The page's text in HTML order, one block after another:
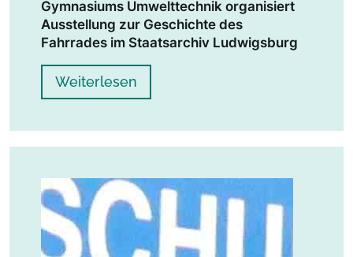
Gymnasiums Umwelttechnik organisiert
Ausstellung zur Geschichte des
Fahrrades im Staatsarchiv Ludwigsburg
Weiterlesen